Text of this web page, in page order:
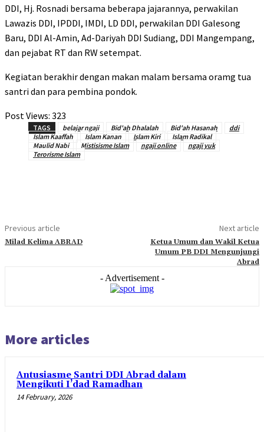
DDI, Hj. Rosnadi bersama beberapa jajarannya, perwakilan
Lawazis DDI, IPDDI, IMDI, LD DDI, perwakilan DDI Galesong
Baru, DDI Al-Amin, Ad-Dariyah DDI Sudiang, DDI Mangempang,
dan pejabat RT dan RW setempat.
Kegiatan berakhir dengan makan malam bersama oramg tua
santri dan para pembina pondok.
Post Views: 323
TAGS belajar ngaji Bid'ah Dhalalah Bid'ah Hasanah
ddi
Islam Kaaffah
Islam Kanan Islam Kiri
Islam Radikal
Maulid Nabi
Mistisisme Islam ngaji online
ngaji yuk
Terorisme Islam
Previous article
Milad Kelima ABRAD
Next article
Ketua Umum dan Wakil Ketua
Umum PB DDI Mengunjungi
Abrad
- Advertisement -
More articles
Antusiasme Santri DDI Abrad dalam
Mengikuti I’dad Ramadhan
14 February, 2026